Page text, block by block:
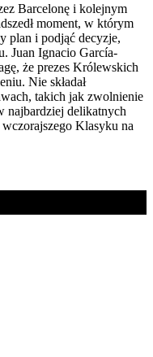
Barcelonę i kolejnym
moment, w którym
plan i podjąć decyzje,
Juan Ignacio García-
że prezes Królewskich
Nie składał
takich jak zwolnienie
najbardziej delikatnych
Klasyku na